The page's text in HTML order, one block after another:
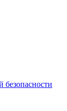
безопасности